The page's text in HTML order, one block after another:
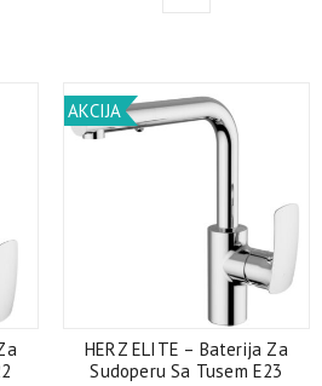
AKCIJA
HERZ ELITE – Baterija Za
Sudoperu Sa Tusem E23